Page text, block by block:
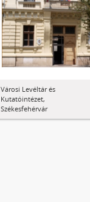
Városi Levéltár és
Kutatóintézet,
Székesfehérvár